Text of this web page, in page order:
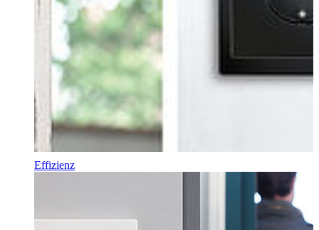
Effizienz